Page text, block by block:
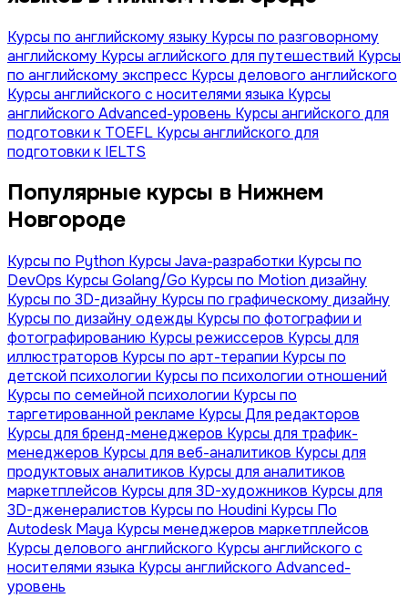
Курсы по английскому языку Курсы по разговорному
английскому Курсы аглийского для путешествий Курсы
по английскому экспресс Курсы делового английского
Курсы английского с носителями языка Курсы
английского Advanced-уровень Курсы ангийского для
подготовки к TOEFL Курсы английского для
подготовки к IELTS
Популярные курсы в Нижнем
Новгороде
Курсы по Python Курсы Java-разработки Курсы по
DevOps Курсы Golang/Go Курсы по Motion дизайну
Курсы по 3D-дизайну Курсы по графическому дизайну
Курсы по дизайну одежды Курсы по фотографии и
фотографированию Курсы режиссеров Курсы для
иллюстраторов Курсы по арт-терапии Курсы по
детской психологии Курсы по психологии отношений
Курсы по семейной психологии Курсы по
таргетированной рекламе Курсы Для редакторов
Курсы для бренд-менеджеров Курсы для трафик-
менеджеров Курсы для веб-аналитиков Курсы для
продуктовых аналитиков Курсы для аналитиков
маркетплейсов Курсы для 3D-художников Курсы для
3D-дженералистов Курсы по Houdini Курсы По
Autodesk Maya Курсы менеджеров маркетплейсов
Курсы делового английского Курсы английского с
носителями языка Курсы английского Advanced-
уровень